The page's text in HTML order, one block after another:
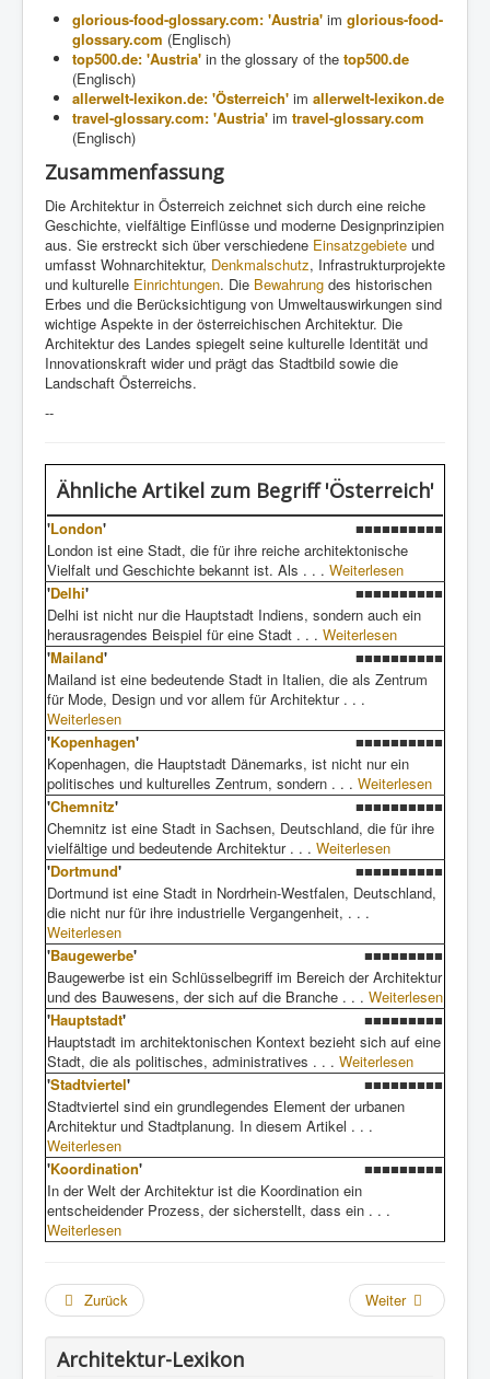
glorious-food-glossary.com: 'Austria' im glorious-food-
glossary.com (Englisch)
top500.de: 'Austria' in the glossary of the top500.de
(Englisch)
allerwelt-lexikon.de: 'Österreich' im allerwelt-lexikon.de
travel-glossary.com: 'Austria' im travel-glossary.com
(Englisch)
Zusammenfassung
Die Architektur in Österreich zeichnet sich durch eine reiche
Geschichte, vielfältige Einflüsse und moderne Designprinzipien
aus. Sie erstreckt sich über verschiedene Einsatzgebiete und
umfasst Wohnarchitektur, Denkmalschutz, Infrastrukturprojekte
und kulturelle Einrichtungen. Die Bewahrung des historischen
Erbes und die Berücksichtigung von Umweltauswirkungen sind
wichtige Aspekte in der österreichischen Architektur. Die
Architektur des Landes spiegelt seine kulturelle Identität und
Innovationskraft wider und prägt das Stadtbild sowie die
Landschaft Österreichs.
--
Ähnliche Artikelzum Begriff 'Österreich'
'London'
■■■■■■■■■■
London ist eine Stadt, die für ihre reiche architektonische
Vielfalt und Geschichte bekannt ist. Als . . . Weiterlesen
'Delhi'
■■■■■■■■■■
Delhi ist nicht nur die Hauptstadt Indiens, sondern auch ein
herausragendes Beispiel für eine Stadt . . . Weiterlesen
'Mailand'
■■■■■■■■■■
Mailand ist eine bedeutende Stadt in Italien, die als Zentrum
für Mode, Design und vor allem für Architektur . . .
Weiterlesen
'Kopenhagen'
■■■■■■■■■■
Kopenhagen, die Hauptstadt Dänemarks, ist nicht nur ein
politisches und kulturelles Zentrum, sondern . . . Weiterlesen
'Chemnitz'
■■■■■■■■■■
Chemnitz ist eine Stadt in Sachsen, Deutschland, die für ihre
vielfältige und bedeutende Architektur . . . Weiterlesen
'Dortmund'
■■■■■■■■■■
Dortmund ist eine Stadt in Nordrhein-Westfalen, Deutschland,
die nicht nur für ihre industrielle Vergangenheit, . . .
Weiterlesen
'Baugewerbe'
■■■■■■■■■
Baugewerbe ist ein Schlüsselbegriff im Bereich der Architektur
und des Bauwesens, der sich auf die Branche . . . Weiterlesen
'Hauptstadt'
■■■■■■■■■
Hauptstadt im architektonischen Kontext bezieht sich auf eine
Stadt, die als politisches, administratives . . . Weiterlesen
'Stadtviertel'
■■■■■■■■■
Stadtviertel sind ein grundlegendes Element der urbanen
Architektur und Stadtplanung. In diesem Artikel . . .
Weiterlesen
'Koordination'
■■■■■■■■■
In der Welt der Architektur ist die Koordination ein
entscheidender Prozess, der sicherstellt, dass ein . . .
Weiterlesen
Zurück Weiter
Architektur-Lexikon